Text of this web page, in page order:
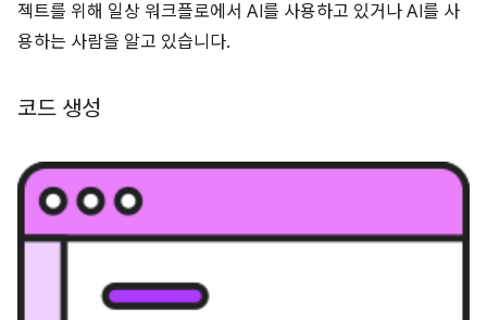
젝트를 위해 일상 워크플로에서 AI를 사용하고 있거나 AI를 사
용하는 사람을 알고 있습니다.
코드 생성